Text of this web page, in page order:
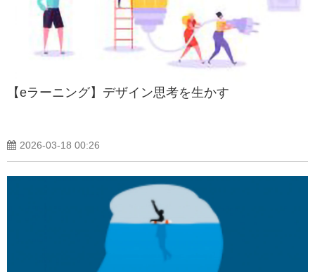
【eラーニング】デザイン思考を生かす
2026-03-18 00:26